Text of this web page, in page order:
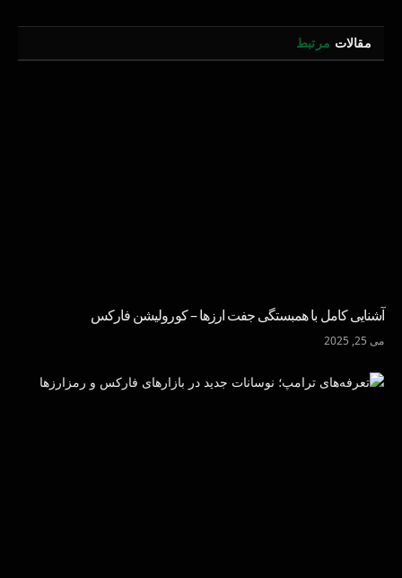
مقالات مرتبط
آشنایی کامل با همبستگی جفت ارزها – کورولیشن فارکس
می 25, 2025